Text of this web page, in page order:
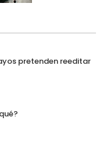
pretenden reeditar